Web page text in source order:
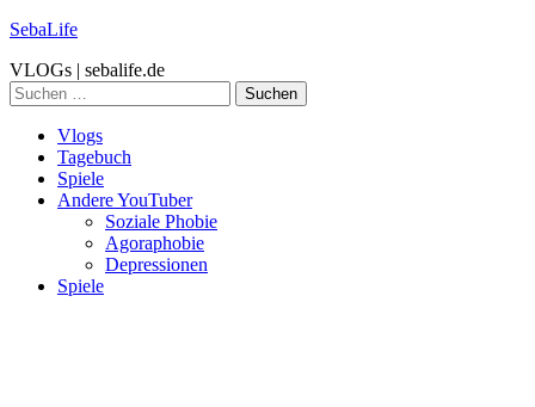
SebaLife
VLOGs | sebalife.de
Suchen
nach:
Vlogs
Tagebuch
Spiele
Andere YouTuber
Soziale Phobie
Agoraphobie
Depressionen
Spiele